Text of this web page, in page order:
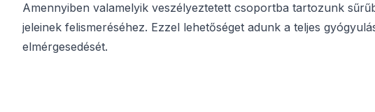
Amennyiben valamelyik veszélyeztetett csoportba tartozunk
jeleinek felismeréséhez. Ezzel lehetőséget adunk a teljes
elmérgesedését.